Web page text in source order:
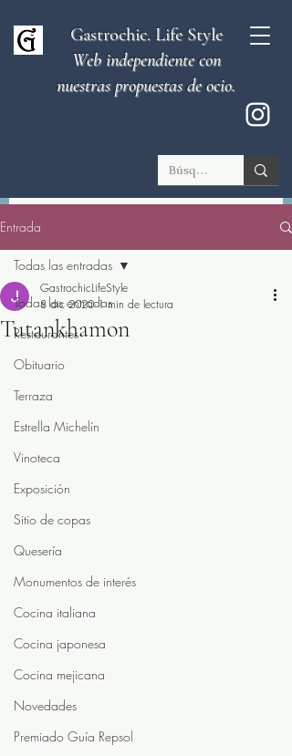
Gastrochic. Life Style
Web independiente con
nuestras propuestas de ocio.
Entrada
Todas las entradas
Restaurantes
Obituario
Terraza
Estrella Michelín
Vinoteca
Exposición
Sitio de copas
Quesería
Monumentos de interés
Cocina italiana
Cocina japonesa
Cocina mejicana
Novedades
Premiado Guía Repsol
Todas las entradas
Tutankhamon
GastrochicLifeStyle
8 dic 2020 1 min de lectura